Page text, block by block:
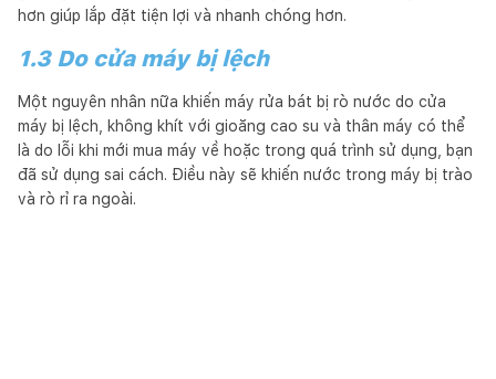
hơn giúp lắp đặt tiện lợi và nhanh chóng hơn.
1.3 Do cửa máy bị lệch
Một nguyên nhân nữa khiến máy rửa bát bị rò nước do cửa
máy bị lệch, không khít với gioăng cao su và thân máy có thể
là do lỗi khi mới mua máy về hoặc trong quá trình sử dụng, bạn
đã sử dụng sai cách. Điều này sẽ khiến nước trong máy bị trào
và rò rỉ ra ngoài.